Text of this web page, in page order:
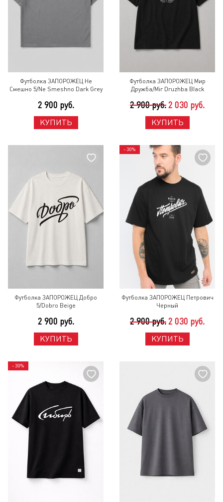
Футболка ЗАПОРОЖЕЦ Не
Смешно 5/Ne Smeshno Dark Grey
2 900 руб.
КУПИТЬ
Футболка ЗАПОРОЖЕЦ Мир
Дружба/Mir Druzhba Black
2 900 руб. 2 030 руб.
КУПИТЬ
Футболка ЗАПОРОЖЕЦ Добро
5/Dobro Beige
2 900 руб.
КУПИТЬ
- 30%
Футболка ЗАПОРОЖЕЦ Петрович
Черный
2 900 руб. 2 030 руб.
КУПИТЬ
- 30%